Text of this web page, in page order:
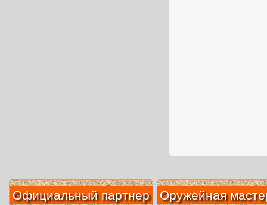
Официальный партнер Оружейная